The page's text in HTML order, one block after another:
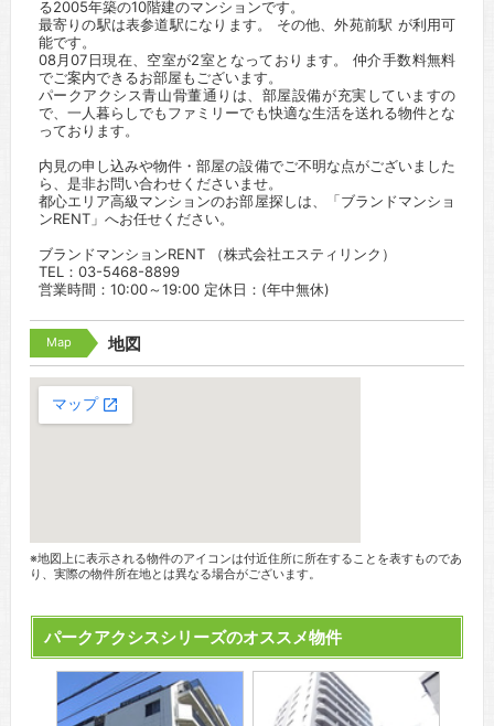
る2005年築の10階建のマンションです。
最寄りの駅は表参道駅になります。 その他、外苑前駅 が利用可
能です。
08月07日現在、空室が2室となっております。 仲介手数料無料
でご案内できるお部屋もございます。
パークアクシス青山骨董通りは、部屋設備が充実していますの
で、一人暮らしでもファミリーでも快適な生活を送れる物件とな
っております。
内見の申し込みや物件・部屋の設備でご不明な点がございました
ら、是非お問い合わせくださいませ。
都心エリア高級マンションのお部屋探しは、「ブランドマンショ
ンRENT」へお任せください。
ブランドマンションRENT （株式会社エスティリンク）
TEL：03-5468-8899
営業時間：10:00～19:00 定休日：(年中無休)
Map 地図
※地図上に表示される物件のアイコンは付近住所に所在することを表すものであ
り、実際の物件所在地とは異なる場合がございます。
パークアクシスシリーズのオススメ物件